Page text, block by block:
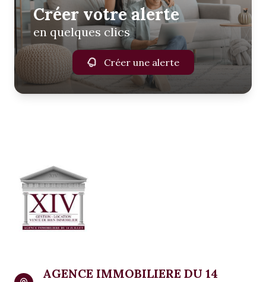
Créer votre alerte
en quelques clics
Créer une alerte
AGENCE IMMOBILIERE DU 14